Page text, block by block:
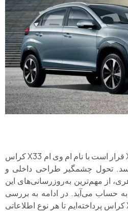
دومین فیس‌لیفت رسمی X22 قرار است با نام ام وی ام X33 کراس
تحول چشمگیر طراحی داخلی و
از مهم‌ترین به‌روزرسانی‌های این
به ایکس ۲۲ پرو به حساب می‌آید. در ادامه به بررسی
مشخصات فنی ام وی ام X33 کراس پرداخته‌ایم تا هر نوع اطلاعاتی